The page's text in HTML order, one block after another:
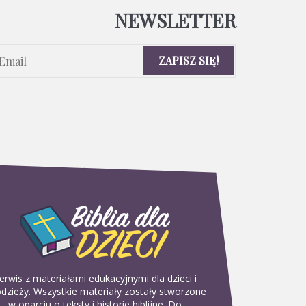
NEWSLETTER
z materiałami edukacyjnymi dla dzieci i
Wszystkie materiały zostały stworzone